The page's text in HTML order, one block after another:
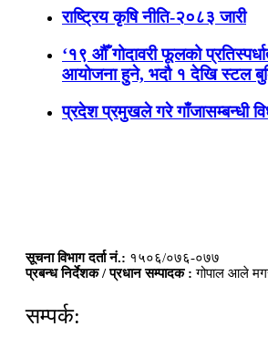
राष्ट्रिय कृषि नीति-२०८३ जारी
‘१९ औँ गोदावरी फूलको
आयोजना हुने, भदौ १ देखि स्टल
प्रदेश प्रमुखले गरे गाँजासम्बन्धी
सूचना विभाग दर्ता नं.: १५०६/०७६-०७७
प्रबन्ध निर्देशक / प्रधान सम्पादक : गोपाल आले
सम्पर्क: